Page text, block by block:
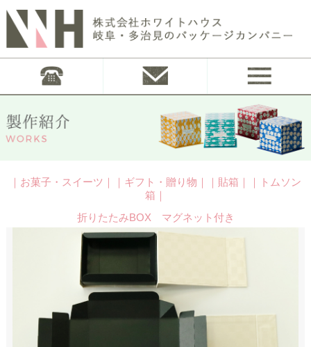
｜お菓子・スイーツ｜｜ギフト・贈り物｜｜貼箱｜｜トムソン
箱｜
折りたたみBOX マグネット付き